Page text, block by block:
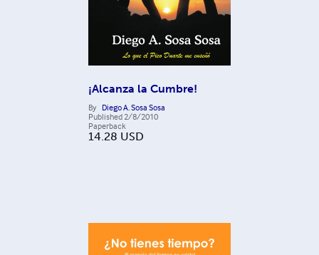
¡Alcanza la Cumbre!
By Diego A. Sosa Sosa
Published 2/8/2010
Paperback
14.28 USD